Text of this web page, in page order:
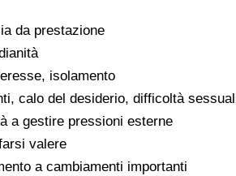
da prestazione
isolamento
calo del desiderio, difficoltà
a gestire pressioni esterne
valere
a cambiamenti importanti